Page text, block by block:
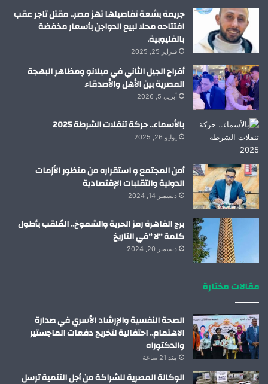
م
جريمة بشعة تفاصيلها تهز مصر.. مقتل تاجر عقب
افتتاحه محلا لبيع الدواجن بأسعار مخفضة
بالقليوبية.
فبراير 25, 2025
أفراح الجيل الثاني في ميلانو ومظاهر البهجة
المصرية بين الأهل والأصدقاء
أبريل 5, 2026
بالأسماء.. حركة تنقلات الشرطة 2025
يوليو 26, 2025
أمن المجتمع و استقراره من منظور الأزمات
الدولية والتقلبات الإقتصادية
ديسمبر 14, 2024
برج القاهرة رمز الحرية والشموخ.. المُلقب بأطول
كلمة “لا “في التاريخ
ديسمبر 20, 2024
مقالات مختارة
الصحة النفسية والإرشاد الأسري في صدارة
الاهتمام.. احتفالية لتخريج دفعات الماجستير
والدكتوراه
منذ 21 ساعة
الوكالة المصرية للشراكة من أجل التنمية ترسل